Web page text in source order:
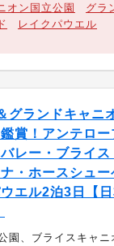
オン国立公園
グラ
レイクパウエル
グランドキャニ
賞！アンテロー
レー・ブライス
・ホースシュー
ウエル2泊3日【
園、ブライスキャニ